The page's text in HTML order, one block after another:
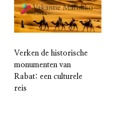
Verken de historische
monumenten van
Rabat: een culturele
reis